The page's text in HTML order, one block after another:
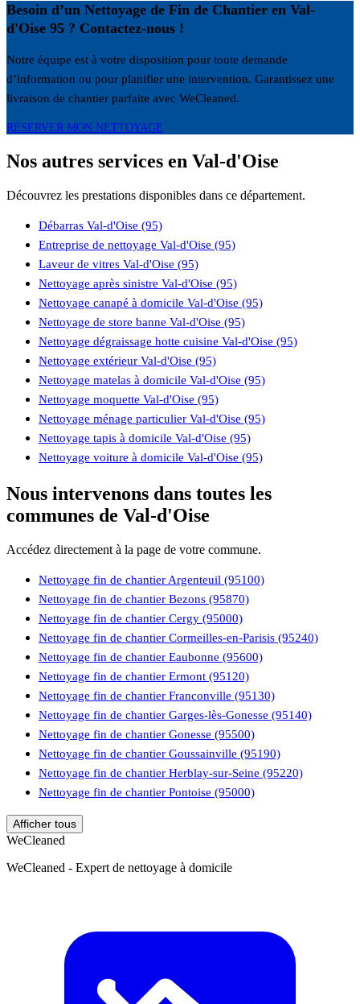
Besoin d’un Nettoyage de Fin de Chantier en Val-
d'Oise 95 ? Contactez-nous !
Notre équipe est à votre disposition pour toute demande
d’information ou pour planifier une intervention. Garantissez une
livraison de chantier parfaite avec WeCleaned.
RÉSERVER MON NETTOYAGE
Nos autres services en Val-d'Oise
Découvrez les prestations disponibles dans ce département.
Débarras Val-d'Oise (95)
Entreprise de nettoyage Val-d'Oise (95)
Laveur de vitres Val-d'Oise (95)
Nettoyage après sinistre Val-d'Oise (95)
Nettoyage canapé à domicile Val-d'Oise (95)
Nettoyage de store banne Val-d'Oise (95)
Nettoyage dégraissage hotte cuisine Val-d'Oise (95)
Nettoyage extérieur Val-d'Oise (95)
Nettoyage matelas à domicile Val-d'Oise (95)
Nettoyage moquette Val-d'Oise (95)
Nettoyage ménage particulier Val-d'Oise (95)
Nettoyage tapis à domicile Val-d'Oise (95)
Nettoyage voiture à domicile Val-d'Oise (95)
Nous intervenons dans toutes les
communes de Val-d'Oise
Accédez directement à la page de votre commune.
Nettoyage fin de chantier Argenteuil (95100)
Nettoyage fin de chantier Bezons (95870)
Nettoyage fin de chantier Cergy (95000)
Nettoyage fin de chantier Cormeilles-en-Parisis (95240)
Nettoyage fin de chantier Eaubonne (95600)
Nettoyage fin de chantier Ermont (95120)
Nettoyage fin de chantier Franconville (95130)
Nettoyage fin de chantier Garges-lès-Gonesse (95140)
Nettoyage fin de chantier Gonesse (95500)
Nettoyage fin de chantier Goussainville (95190)
Nettoyage fin de chantier Herblay-sur-Seine (95220)
Nettoyage fin de chantier Pontoise (95000)
Afficher tous
WeCleaned
WeCleaned - Expert de nettoyage à domicile